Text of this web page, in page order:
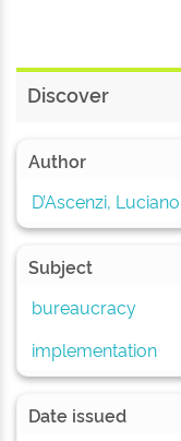
Discover
Author
D’Ascenzi, Luciano
Subject
bureaucracy
implementation
Date issued